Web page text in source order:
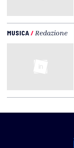
MUSICA/ Redazione